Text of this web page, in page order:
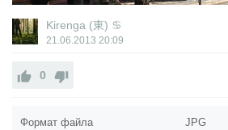
Kirenga (東) ♋
21.06.2013 20:09
0
Формат файла
JPG